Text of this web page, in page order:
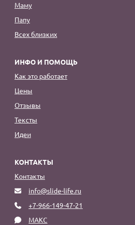
Маму
Папу
Всех близких
ИНФО И ПОМОЩЬ
Как это работает
Цены
Отзывы
Тексты
Идеи
КОНТАКТЫ
Контакты
info@slide-life.ru
+7-966-149-47-21
МАКС